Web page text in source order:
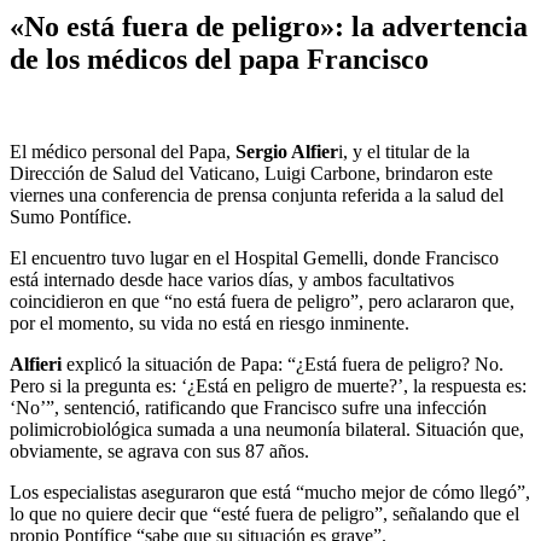
«No está fuera de peligro»: la advertencia
de los médicos del papa Francisco
El médico personal del Papa, Sergio Alfieri, y el titular de la
Dirección de Salud del Vaticano, Luigi Carbone, brindaron este
viernes una conferencia de prensa conjunta referida a la salud del
Sumo Pontífice.
El encuentro tuvo lugar en el Hospital Gemelli, donde Francisco
está internado desde hace varios días, y ambos facultativos
coincidieron en que “no está fuera de peligro”, pero aclararon que,
por el momento, su vida no está en riesgo inminente.
Alfieri explicó la situación de Papa: “¿Está fuera de peligro? No.
Pero si la pregunta es: ‘¿Está en peligro de muerte?’, la respuesta es:
‘No’”, sentenció, ratificando que Francisco sufre una infección
polimicrobiológica sumada a una neumonía bilateral. Situación que,
obviamente, se agrava con sus 87 años.
Los especialistas aseguraron que está “mucho mejor de cómo llegó”,
lo que no quiere decir que “esté fuera de peligro”, señalando que el
propio Pontífice “sabe que su situación es grave”.